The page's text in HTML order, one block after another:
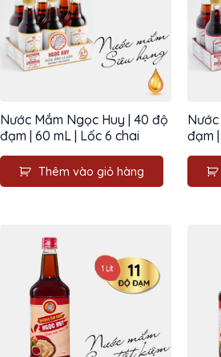
Nước Mắm Ngọc Huy | 40 độ
đạm | 60 mL | Lốc 6 chai
Thêm vào giỏ hàng
đạm